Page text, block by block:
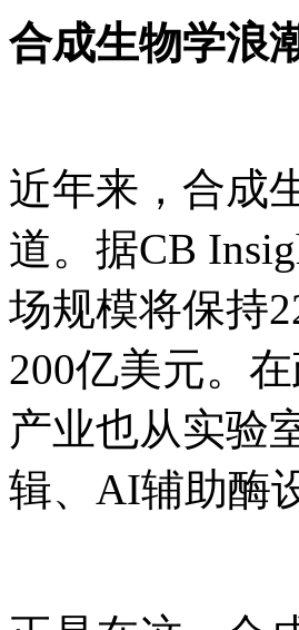
合成生物学浪
近年来，合成
道。据CB
场规模将保持
200亿美元。
产业也从实验
辑、AI辅助酶